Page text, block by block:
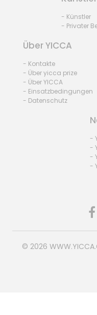
- Künstler
- Privater
Über YICCA
- Kontakte
- Über yicca prize
- Über YICCA
- Einsatzbedingungen
- Datenschutz
-
-
-
-
© 2026